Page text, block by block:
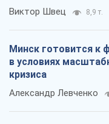
Виктор Швец 8,9 т.
Минск готовится к
в условиях
кризиса
Александр Левченко